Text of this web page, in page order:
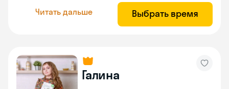
Читать дальше Выбрать время
Галина